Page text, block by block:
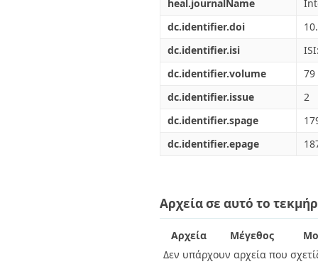
heal.journalName
dc.identifier.doi
dc.identifier.isi
dc.identifier.volume
79
dc.identifier.issue
2
dc.identifier.spage
dc.identifier.epage
Αρχεία σε αυτό το
Αρχεία Μέγεθος
Δεν υπάρχουν αρχεία που